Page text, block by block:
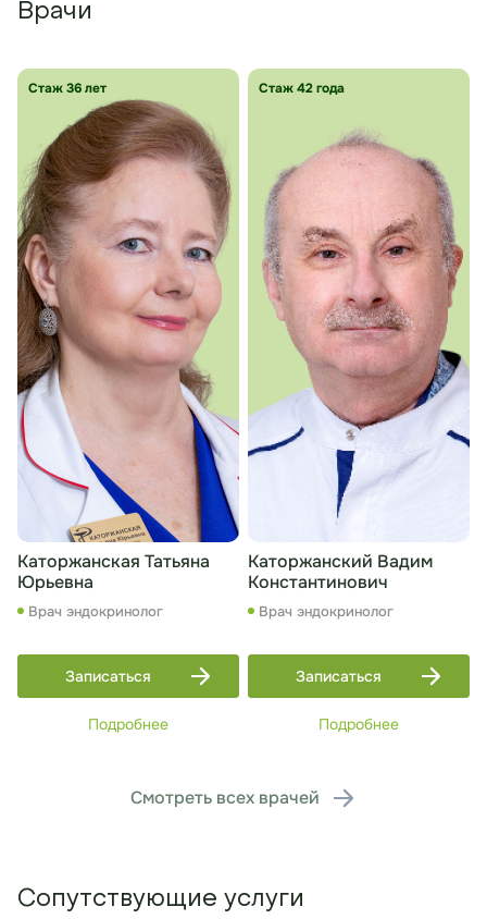
Врачи
Стаж 36 лет
Каторжанская Татьяна
Юрьевна
Врач эндокринолог
Записаться
Подробнее
Стаж 42 года
Каторжанский Вадим
Константинович
Врач эндокринолог
Записаться
Подробнее
Смотреть всех врачей
Сопутствующие услуги